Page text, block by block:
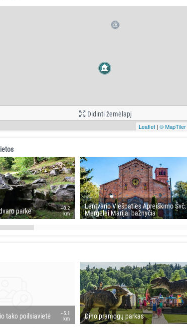
Leaflet | © MapTiler
Didinti žemėlapį
parke
~0.2
km
Lentvario Viešpaties Apreiškimo Švč.
Mergelei Marijai bažnyčia
tako poilsiavietė
~5.1
km
Dino pramogų parkas